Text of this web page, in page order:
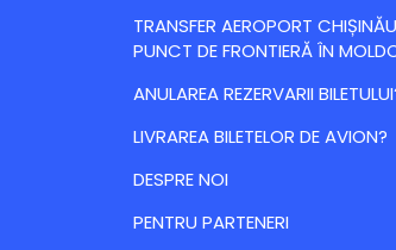
TRANSFER AEROPORT
PUNCT DE FRONTIERĂ ÎN
ANULAREA REZERVARII
LIVRAREA BILETELOR DE AVION?
DESPRE NOI
PENTRU PARTENERI